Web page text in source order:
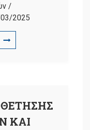
/
2025
ΚΑΙ